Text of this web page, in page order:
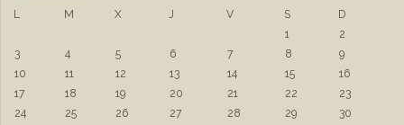
L
M X J V S
D
1
2
3
4 5 6 7 8
9
10
11 12 13 14 15
16
17
18 19 20 21 22
23
24
25 26 27 28 29
30